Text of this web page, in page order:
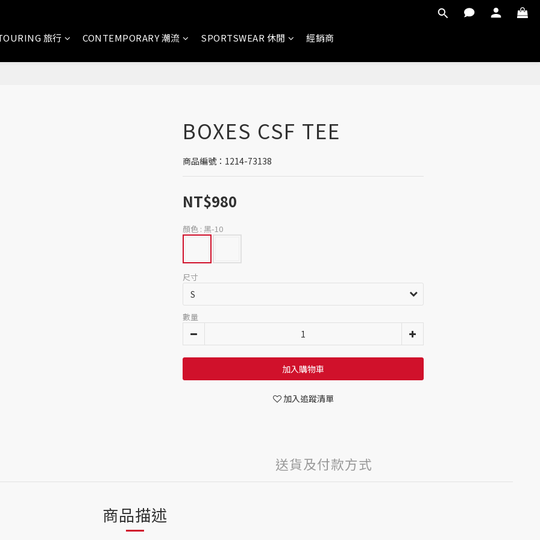
旅行 CONTEMPORARY 潮流 SPORTSWEAR 休閒 經銷商
BOXES CSF TEE
商品編號：1214-73138
NT$980
顏色 : 黑-10
尺寸
數量
加入購物車
加入追蹤清單
送貨及付款方式
商品描述